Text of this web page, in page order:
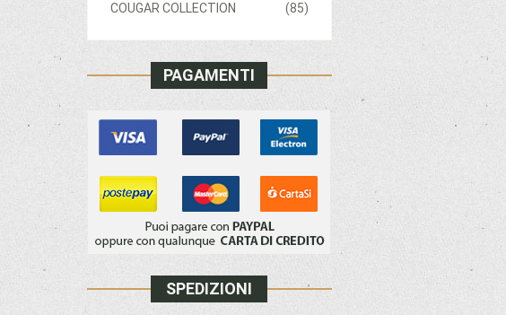
(85)
COUGAR COLLECTION
PAGAMENTI
SPEDIZIONI